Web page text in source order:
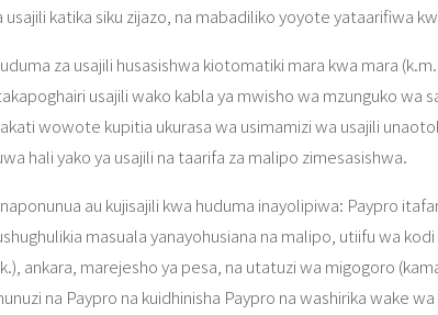
usajili katika siku zijazo, na mabadiliko yoyote yataarifiwa
za usajili husasishwa kiotomatiki mara kwa mara
usajili wako kabla ya mwisho wa mzunguko wa
wowote kupitia ukurasa wa usimamizi wa usajili
hali yako ya usajili na taarifa za malipo zimesasishwa.
au kujisajili kwa huduma inayolipiwa: Paypro
masuala yanayohusiana na malipo, utiifu wa
ankara, marejesho ya pesa, na utatuzi wa migogoro
na Paypro na kuidhinisha Paypro na washirika wake